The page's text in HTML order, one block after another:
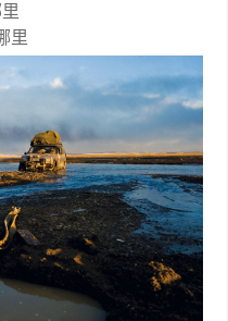
里